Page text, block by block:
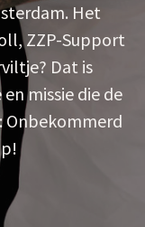
Het
ZZP-Support
Dat is
missie die de
Onbekommerd